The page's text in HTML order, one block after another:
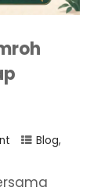
Blog,